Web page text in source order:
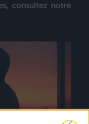
consultez notre